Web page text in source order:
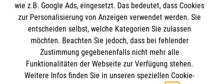
Datenschutz
Kontakt
AGB
Die Malteser
Malteser in Deutschland
Malteserorden
Sharepoint
Spendenkonto
wie z.B. Google Ads, eingesetzt. Das bedeutet, dass Cookies
zur Personalisierung von Anzeigen verwendet werden. Sie
entscheiden selbst, welche Kategorien Sie zulassen
möchten. Beachten Sie jedoch, dass bei fehlender
Zustimmung gegebenenfalls nicht mehr alle
Funktionalitäten der Webseite zur Verfügung stehen.
Weitere Infos finden Sie in unseren speziellen Cookie-